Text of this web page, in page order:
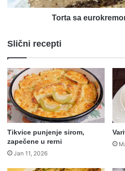
Torta sa
Slični recepti
Tikvice punjenje sirom,
zapečene u rerni
Jan 11, 2026